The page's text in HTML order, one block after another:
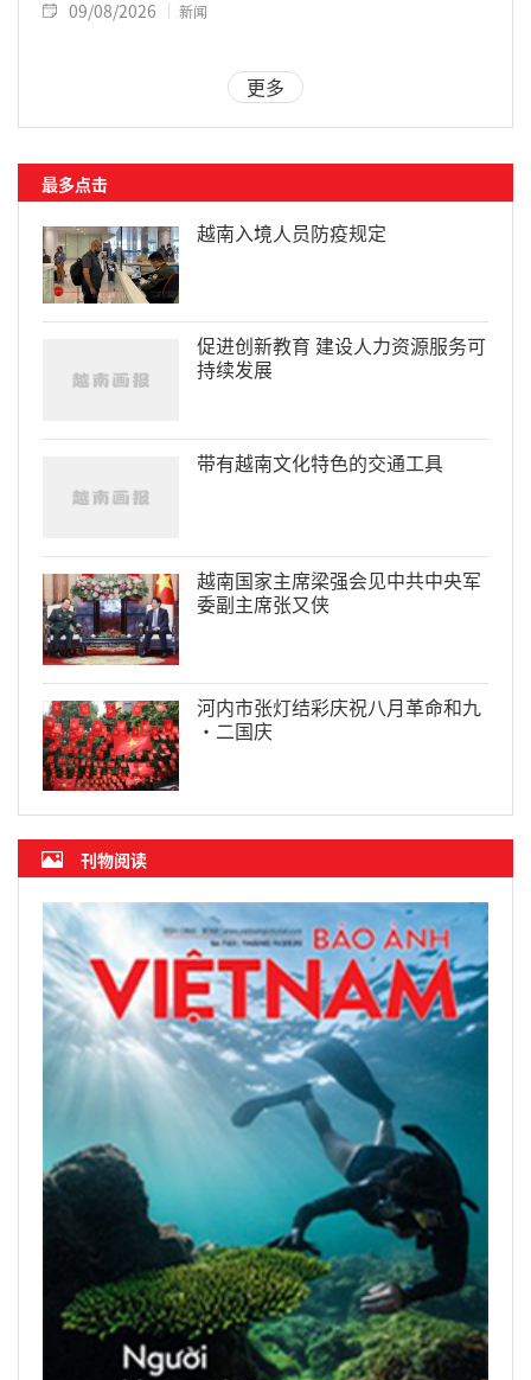
09/08/2026 新闻
更多
最多点击
越南入境人员防疫规定
促进创新教育 建设人力资源服务可
持续发展
带有越南文化特色的交通工具
越南国家主席梁强会见中共中央军
委副主席张又侠
河内市张灯结彩庆祝八月革命和九
·二国庆
刊物阅读